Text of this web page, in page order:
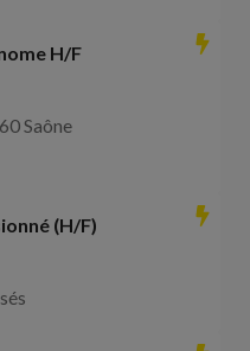
H/F
Saône
(H/F)